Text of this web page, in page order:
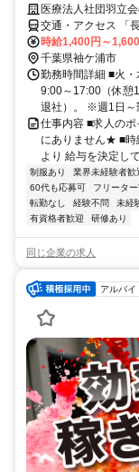
医療法人社団羽立
交通・アクセス 「
ぞみ野中央」バス停
時給1,400円～
千葉県袖ケ浦市
勤務時間詳細 ■火
9:00～17:00（休憩
退社）。 ※週1日～
仕事内容 ■求人の
にありません★ ■時
より 給与を決定し
制服あり 業界未経験者歓
60代も応募可
フリータ
転勤なし
経験不問 未経
有資格者歓迎
研修あり
同じ企業の求人
アルバイ